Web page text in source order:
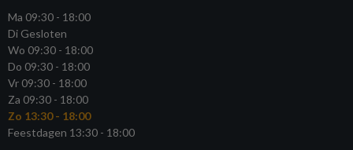
Ma 09:30 - 18:00
Di Gesloten
Wo 09:30 - 18:00
Do 09:30 - 18:00
Vr 09:30 - 18:00
Za 09:30 - 18:00
Zo 13:30 - 18:00
Feestdagen 13:30 - 18:00